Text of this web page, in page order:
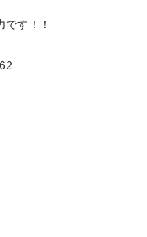
です！！